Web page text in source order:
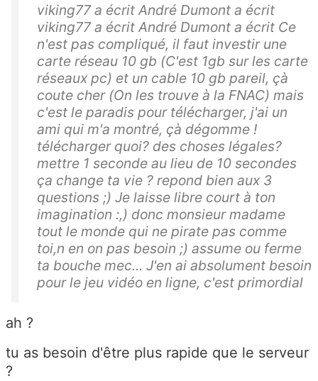
viking77 a écrit André Dumont a écrit
viking77 a écrit André Dumont a écrit Ce
n'est pas compliqué, il faut investir une
carte réseau 10 gb (C'est 1gb sur les carte
réseaux pc) et un cable 10 gb pareil, çà
coute cher (On les trouve à la FNAC) mais
c'est le paradis pour télécharger, j'ai un
ami qui m'a montré, çà dégomme !
télécharger quoi? des choses légales?
mettre 1 seconde au lieu de 10 secondes
ça change ta vie ? repond bien aux 3
questions ;) Je laisse libre court à ton
imagination :,) donc monsieur madame
tout le monde qui ne pirate pas comme
toi,n en on pas besoin ;) assume ou ferme
ta bouche mec... J'en ai absolument besoin
pour le jeu vidéo en ligne, c'est primordial
ah ?
tu as besoin d'être plus rapide que le serveur
?